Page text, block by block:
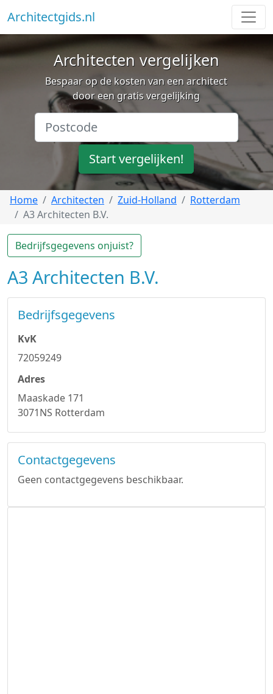
Architectgids.nl
Architecten vergelijken
Bespaar op de kosten van een architect
door een gratis vergelijking
Start vergelijken!
Home Architecten Zuid-Holland
Rotterdam
A3 Architecten B.V.
Bedrijfsgegevens onjuist?
A3 Architecten B.V.
Bedrijfsgegevens
KvK
72059249
Adres
Maaskade 171
3071NS Rotterdam
Contactgegevens
Geen contactgegevens beschikbaar.